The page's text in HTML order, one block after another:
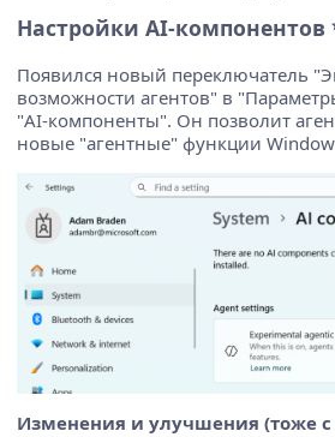
Настройки AI-компонентов
Появился новый переключатель
возможности агентов" в
"AI-компоненты". Он позволит
новые "агентные" функции
Изменения и улучшения (тоже